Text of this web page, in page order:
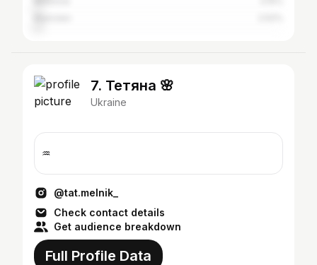
7. Тетяна 🌸
Ukraine
♒
@tat.melnik_
Check contact details
Get audience breakdown
Full Profile Data